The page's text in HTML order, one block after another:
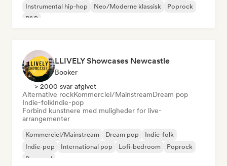
Instrumental hip-hop
Neo/Moderne klassisk
Poprock
R&B
LLIVELY Showcases Newcastle
Booker
> 2000 svar afgivet
Alternative rockKommerciel/MainstreamDream pop
Indie-folkIndie-pop
Forbind kunstnere med muligheder for live-
arrangementer
Kommerciel/Mainstream Dream pop
Indie-folk
Indie-pop
International pop Lofi-bedroom
Poprock
Pop-soul